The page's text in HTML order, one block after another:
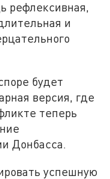
рефлексивная,
и
будет
версия, где
теперь
Донбасса.
успешную